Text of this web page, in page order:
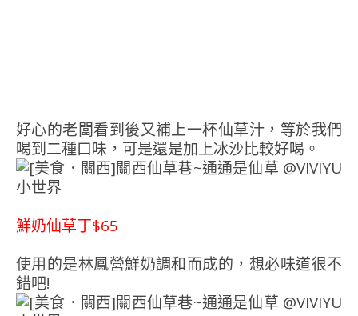
好心的老闆看到後又補上一杯仙草汁，等於我們
喝到二種口味，可是還是加上冰沙比較好喝。
鮮奶仙草丁$65
使用的是林鳳營鮮奶調和而成的，想必味道很不
錯吧!